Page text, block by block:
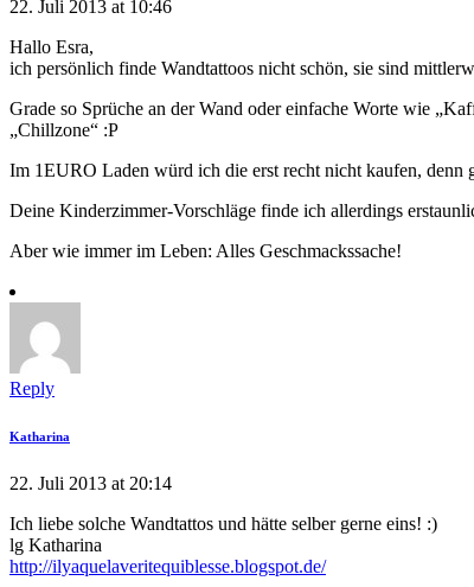
22. Juli 2013 at 10:46
Hallo Esra,
ich persönlich finde Wandtattoos nicht schön, sie sind
Grade so Sprüche an der Wand oder einfache Worte wie
„Chillzone“ :P
Im 1EURO Laden würd ich die erst recht nicht kaufen, denn
Deine Kinderzimmer-Vorschläge finde ich allerdings
Aber wie immer im Leben: Alles Geschmackssache!
Reply
Katharina
22. Juli 2013 at 20:14
Ich liebe solche Wandtattos und hätte selber gerne eins! :)
lg Katharina
http://ilyaquelaveritequiblesse.blogspot.de/